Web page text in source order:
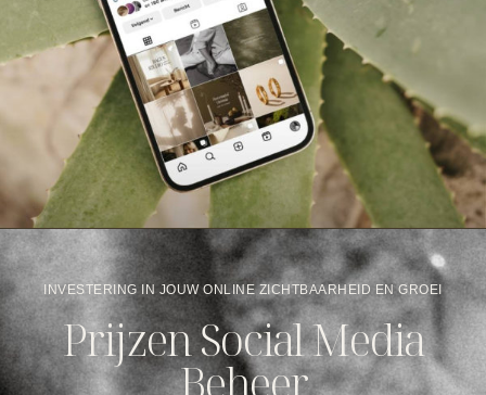
INVESTERING IN JOUW ONLINE ZICHTBAARHEID EN GROEI
Prijzen Social Media
Beheer